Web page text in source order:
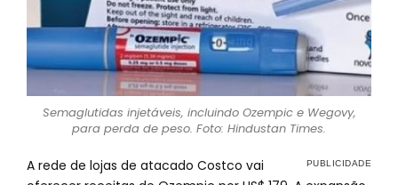
Semaglutidas injetáveis, incluindo Ozempic e Wegovy,
para perda de peso. Foto: Hindustan Times.
A rede de lojas de atacado Costco vai